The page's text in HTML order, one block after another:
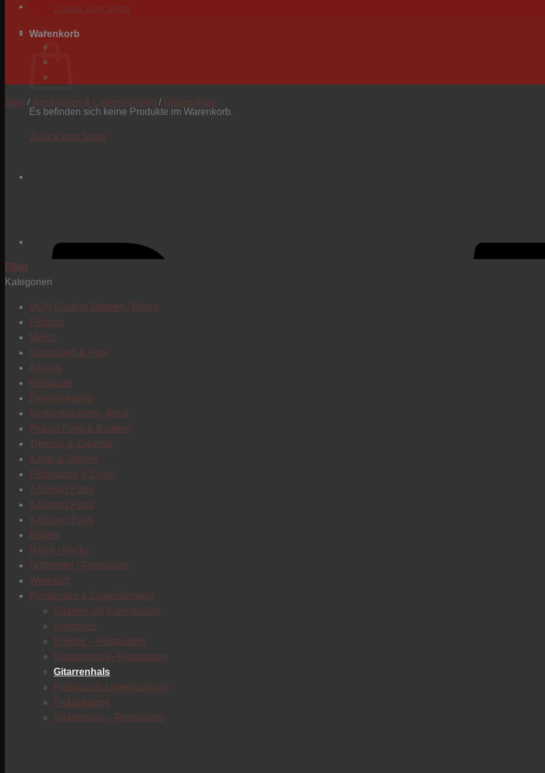
Zurück zum Shop
Warenkorb
Es befinden sich keine Produkte im Warenkorb.
Zurück zum Shop
Start / Restposten & Lagerräumung / Gitarrenhals
Filter
Kategorien
MGH Custom Gitarren / Bässe
Pickups
Merch
Schrauben & Pins
Allparts
Hardware
Elektronikparts
Klinkenbuchsen - Input
Pickup-Parts & Bauteile
Tremolo & Zubehör
Kabel & Stecker
Pickguards & Cover
7-String / Parts
8-String / Parts
9-String / Parts
Bodies
Hälse / Necks
Griffbretter / Fretboards
Werkstatt
Restposten & Lagerräumung
Gitarren auf Kommission
Sonstiges
Elektrik – Restposten
Gitarrenbody - Restposten
Gitarrenhals
Pickguards-Lagerräumung
Pickupkappe
Gitarrenbau – Restposten